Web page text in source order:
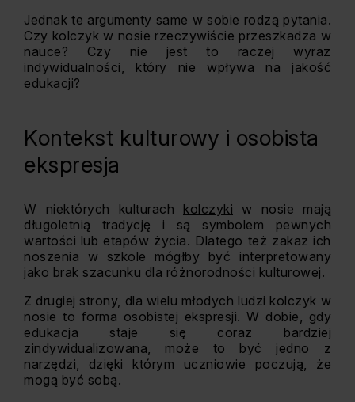
Jednak te argumenty same w sobie rodzą pytania.
Czy kolczyk w nosie rzeczywiście przeszkadza w
nauce? Czy nie jest to raczej wyraz
indywidualności, który nie wpływa na jakość
edukacji?
Kontekst kulturowy i osobista
ekspresja
W niektórych kulturach kolczyki w nosie mają
długoletnią tradycję i są symbolem pewnych
wartości lub etapów życia. Dlatego też zakaz ich
noszenia w szkole mógłby być interpretowany
jako brak szacunku dla różnorodności kulturowej.
Z drugiej strony, dla wielu młodych ludzi kolczyk w
nosie to forma osobistej ekspresji. W dobie, gdy
edukacja staje się coraz bardziej
zindywidualizowana, może to być jedno z
narzędzi, dzięki którym uczniowie poczują, że
mogą być sobą.